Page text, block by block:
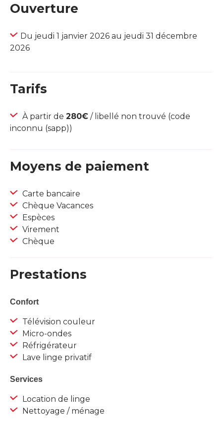
Ouverture
Du jeudi 1 janvier 2026 au jeudi 31 décembre
2026
Tarifs
À partir de 280€ / libellé non trouvé (code
inconnu (sapp))
Moyens de paiement
Carte bancaire
Chèque Vacances
Espèces
Virement
Chèque
Prestations
Confort
Télévision couleur
Micro-ondes
Réfrigérateur
Lave linge privatif
Services
Location de linge
Nettoyage / ménage